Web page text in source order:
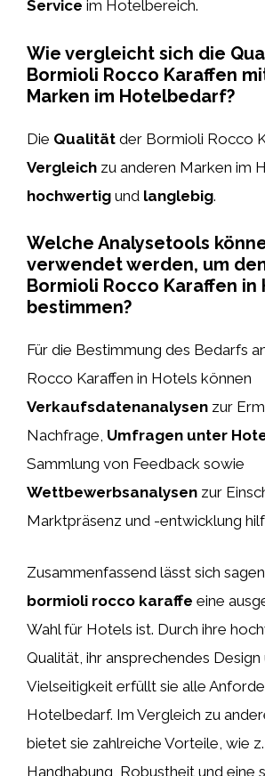
Service im Hotelbereich.
Wie vergleicht sich die
Bormioli Rocco Karaffen
Marken im Hotelbedarf?
Die Qualität der Bormioli Rocco
Vergleich zu anderen Marken im
hochwertig und langlebig.
Welche Analysetools
verwendet werden, um
Bormioli Rocco Karaffen in
bestimmen?
Für die Bestimmung des Bedarfs
Rocco Karaffen in Hotels können
Verkaufsdatenanalysen zur
Nachfrage, Umfragen unter
Sammlung von Feedback sowie
Wettbewerbsanalysen zur
Marktpräsenz und -entwicklung
Zusammenfassend lässt sich
bormioli rocco karaffe eine
Wahl für Hotels ist. Durch ihre
Qualität, ihr ansprechendes Design
Vielseitigkeit erfüllt sie alle
Hotelbedarf. Im Vergleich zu
bietet sie zahlreiche Vorteile, wie
Handhabung, Robustheit und eine